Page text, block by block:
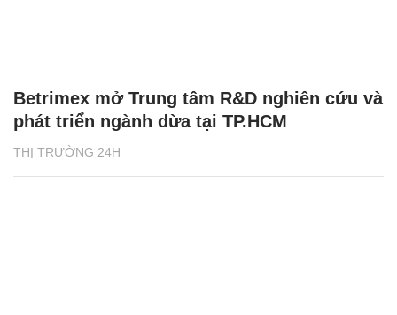
THỊ TRƯỜNG 24H
Betrimex mở Trung tâm R&D nghiên cứu và
phát triển ngành dừa tại TP.HCM